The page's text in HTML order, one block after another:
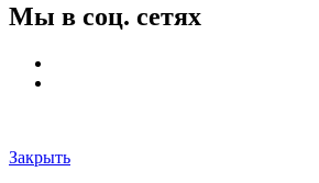
Мы в соц. сетях
Закрыть